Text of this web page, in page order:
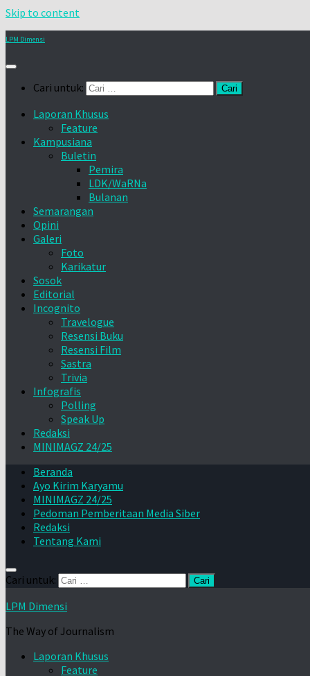
Skip to content
LPM Dimensi
Cari untuk:
Laporan Khusus
Feature
Kampusiana
Buletin
Pemira
LDK/WaRNa
Bulanan
Semarangan
Opini
Galeri
Foto
Karikatur
Sosok
Editorial
Incognito
Travelogue
Resensi Buku
Resensi Film
Sastra
Trivia
Infografis
Polling
Speak Up
Redaksi
MINIMAGZ 24/25
Beranda
Ayo Kirim Karyamu
MINIMAGZ 24/25
Pedoman Pemberitaan Media Siber
Redaksi
Tentang Kami
Cari untuk:
LPM Dimensi
The Way of Journalism
Laporan Khusus
Feature